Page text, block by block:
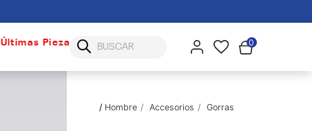
Últimas Piezas 0
Hombre Accesorios Gorras